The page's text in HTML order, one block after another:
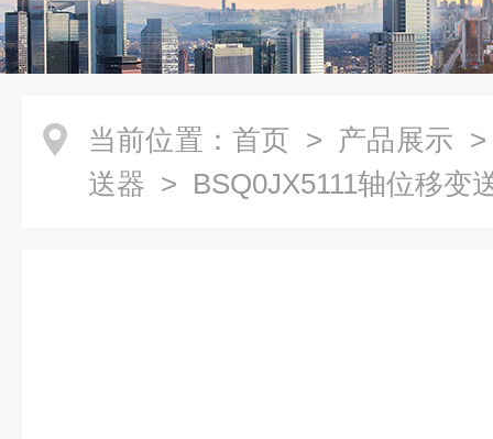
当前位置： 首页 > 产品展示
送器 > BSQ0JX5111轴位移变